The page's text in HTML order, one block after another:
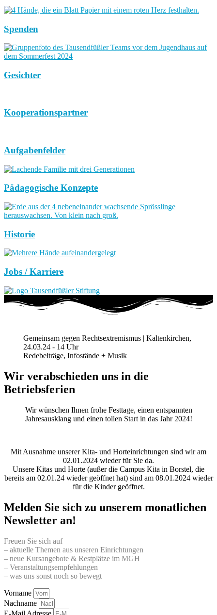
Spenden
Gesichter
Kooperationspartner
Aufgabenfelder
Pädagogische Konzepte
Historie
Jobs / Karriere
Gemeinsam gegen Rechtsextremismus | Kaltenkirchen,
24.03.24 - 14 Uhr
Redebeiträge, Infostände + Musik
Wir verabschieden uns in die
Betriebsferien
Wir wünschen Ihnen frohe Festtage, einen entspannten
Jahresausklang und einen tollen Start in das Jahr 2024!
Mit Ausnahme unserer Kita- und Horteinrichtungen sind wir am
02.01.2024 wieder für Sie da.
Unsere Kitas und Horte (außer die Campus Kita in Borstel, die
bereits am 02.01.24 wieder geöffnet hat) sind am 08.01.2024 wieder
für die Kinder geöffnet.
Melden Sie sich zu unserem monatlichen
Newsletter an!
Freuen Sie sich auf
– aktuelle Themen aus unseren Einrichtungen
– neue Kursangebote & Restplätze im MGH
– Veranstaltungsempfehlungen
– was uns sonst noch so bewegt
Vorname
Nachname
E-Mail Adresse